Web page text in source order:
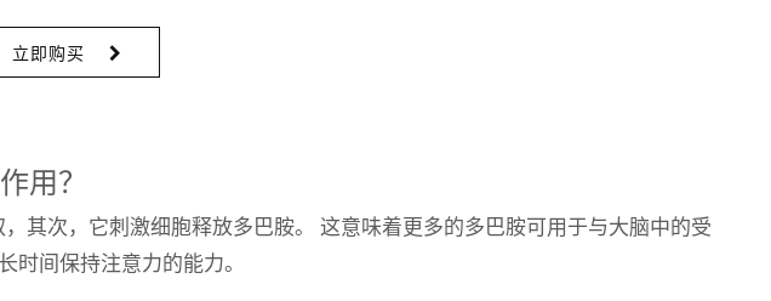
立即购买
用？
其次，它刺激细胞释放多巴胺。 这意味着更多的多巴胺可用于与大脑中的受
时间保持注意力的能力。